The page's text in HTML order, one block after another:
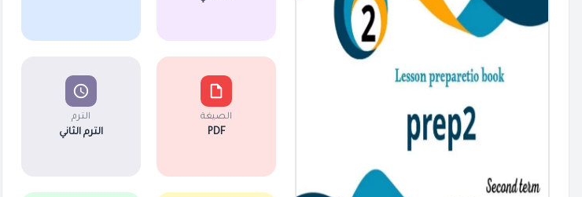
الصيغة
PDF
الترم
الترم الثاني